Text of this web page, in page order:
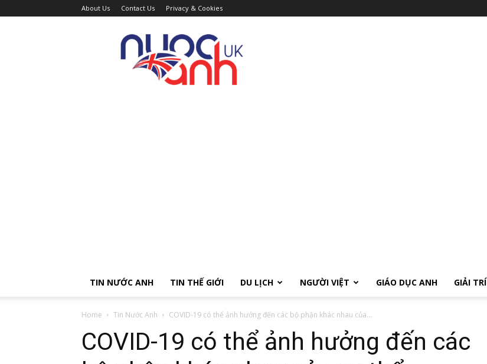
About Us Contact Us Privacy & Cookies
Trang
Tin
Tức
Nước
Anh
TIN NƯỚC ANH TIN THẾ GIỚI DU LỊCH NGƯỜI VIỆT GIÁO DỤC ANH GIẢI TRÍ
Home Tin Nước Anh COVID-19 có thể ảnh hưởng đến các bộ phận khác nhau của...
COVID-19 có thể ảnh hưởng đến các